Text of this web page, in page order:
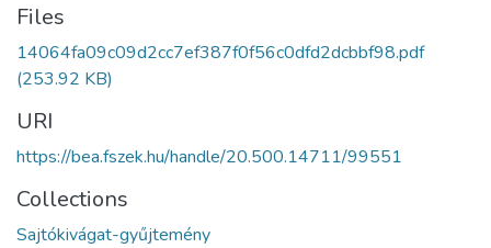
Files
14064fa09c09d2cc7ef387f0f56c0dfd2dcbbf98.pdf
(253.92 KB)
URI
https://bea.fszek.hu/handle/20.500.14711/99551
Collections
Sajtókivágat-gyűjtemény